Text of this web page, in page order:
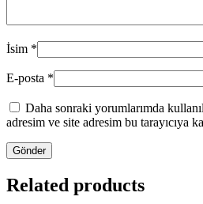
İsim *
E-posta *
Daha sonraki yorumlarımda
adresim ve site adresim bu tarayıcıya
Related products